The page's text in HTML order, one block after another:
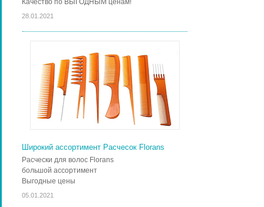
Качество по ВЫГОДНЫМ ценам!
28.01.2021
Широкий ассортимент Расчесок Florans
Расчески для волос Florans
большой ассортимент
Выгодные цены
05.01.2021